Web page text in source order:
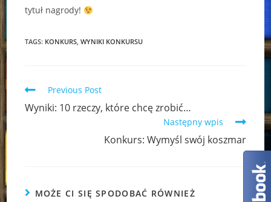
tytuł nagrody!
TAGS: KONKURS, WYNIKI KONKURSU
Read
articles
Previous Post
Wyniki: 10 rzeczy, które chcę zrobić…
Następny wpis
Konkurs: Wymyśl swój koszmar
MOŻE CI SIĘ SPODOBAĆ RÓWNIEŻ